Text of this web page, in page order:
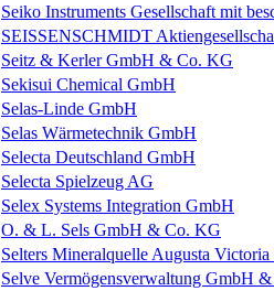
Seiko Instruments Gesellschaft mit
SEISSENSCHMIDT
Seitz & Kerler GmbH & Co. KG
Sekisui Chemical GmbH
Selas-Linde GmbH
Selas Wärmetechnik GmbH
Selecta Deutschland GmbH
Selecta Spielzeug AG
Selex Systems Integration GmbH
O. & L. Sels GmbH & Co. KG
Selters Mineralquelle Augusta
Selve Vermögensverwaltung GmbH